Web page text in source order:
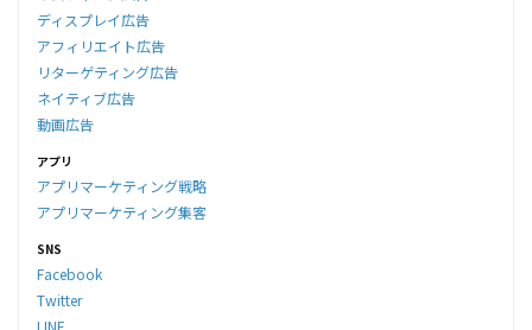
ディスプレイ広告
アフィリエイト広告
リターゲティング広告
ネイティブ広告
動画広告
アプリ
アプリマーケティング戦略
アプリマーケティング集客
SNS
Facebook
Twitter